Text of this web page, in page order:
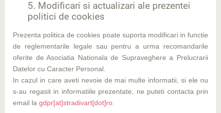
5. Modificari si actualizari ale prezentei
politici de cookies
Prezenta politica de cookies poate suporta modificari in functie
de reglementarile legale sau pentru a urma recomandarile
oferite de Asociatia Nationala de Supraveghere a Prelucrarii
Datelor cu Caracter Personal.
In cazul in care aveti nevoie de mai multe informatii, si ele nu
s-au regasit in informatiile prezentate, ne puteti contacta prin
email la gdpr[at]stradivart[dot]ro.